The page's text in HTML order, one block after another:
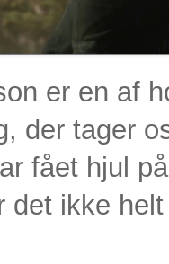
er en af
der tager
fået hjul
det ikke